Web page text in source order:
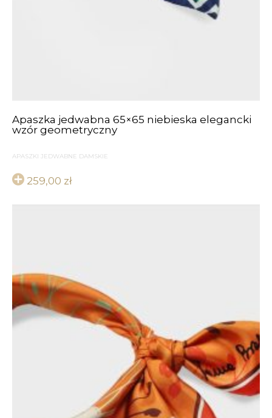
Apaszka jedwabna 65×65 niebieska elegancki
wzór geometryczny
APASZKI JEDWABNE DAMSKIE
259,00 zł